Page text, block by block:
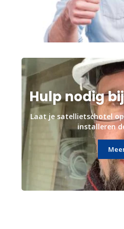
Hulp nodig
Laat je satellietschotel
installeren